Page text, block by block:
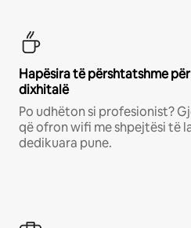
Hapësira të përshtatshme
dixhitalë
Po udhëton si profesionist?
që ofron wifi me shpejtësi të
dedikuara pune.